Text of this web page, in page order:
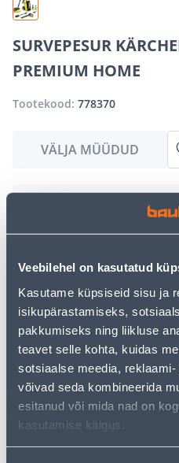
Veebilehel on kasutatud
Kasutame küpsiseid sisu ja
isikupärastamiseks,
pakkumiseks ning liikluse
teavet selle kohta, kuidas
sotsiaalse meedia,
võivad seda kombineerida
esitanud või mida nad on
kasutamise käigus.
SURVEPESUR
PREMIUM HOME
Tootekood: 778370
VÄLJA MÜÜDUD
Vabandame, kuid
hetkel suure nõudluse tõttu
pakume suurepäraseid
pakkuda!
Teie ostlemisrõõm ei pea
uurimistööd saate jätkata,
kasutades meie võimsat
veelgi meelepärasemad
• Survepesur, mille
• Vesijahutusega mootor.
• PremiumFlex voolik ja